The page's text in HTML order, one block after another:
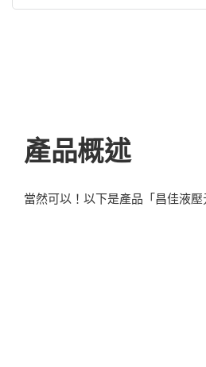
產品概述
當然可以！以下是產品「昌佳液